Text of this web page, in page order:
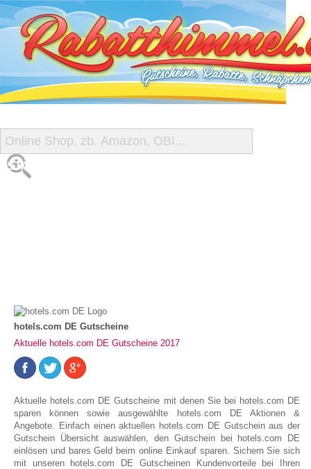
START
hotels.com DE Gutscheine
Aktuelle hotels.com DE Gutscheine 2017
Aktuelle hotels.com DE Gutscheine mit denen Sie bei hotels.com DE
sparen können sowie ausgewählte hotels.com DE Aktionen &
Angebote. Einfach einen aktuellen hotels.com DE Gutschein aus der
Gutschein Übersicht auswählen, den Gutschein bei hotels.com DE
einlösen und bares Geld beim online Einkauf sparen. Sichern Sie sich
mit unseren hotels.com DE Gutscheinen Kundenvorteile bei Ihren